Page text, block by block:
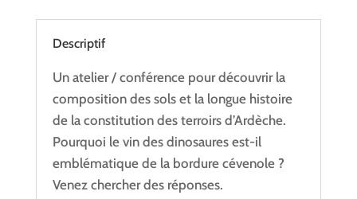
Descriptif
Un atelier / conférence pour découvrir la
composition des sols et la longue histoire
de la constitution des terroirs d’Ardèche.
Pourquoi le vin des dinosaures est-il
emblématique de la bordure cévenole ?
Venez chercher des réponses.